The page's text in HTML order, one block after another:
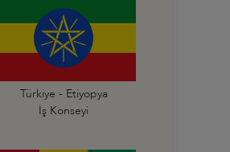
Türkiye - Etiyopya
İş Konseyi